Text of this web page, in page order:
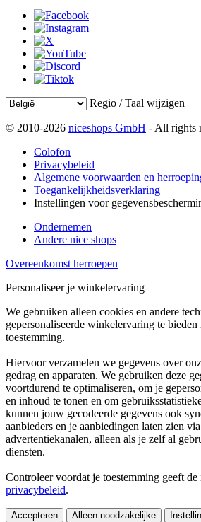
Regio / Taal wijzigen
© 2010-2026 niceshops GmbH - All rights
Colofon
Privacybeleid
Algemene voorwaarden en
Toegankelijkheidsverklaring
Instellingen voor
Ondernemen
Andere nice shops
Overeenkomst herroepen
Personaliseer je winkelervaring
We gebruiken alleen cookies en andere
gepersonaliseerde winkelervaring te
toestemming.
Hiervoor verzamelen we gegevens over
gedrag en apparaten. We gebruiken deze
voortdurend te optimaliseren, om je
en inhoud te tonen en om
kunnen jouw gecodeerde gegevens ook
aanbieders en je aanbiedingen laten zien
advertentiekanalen, alleen als je zelf al
diensten.
Controleer voordat je toestemming geeft
privacybeleid.
Accepteren Alleen noodzakelijke